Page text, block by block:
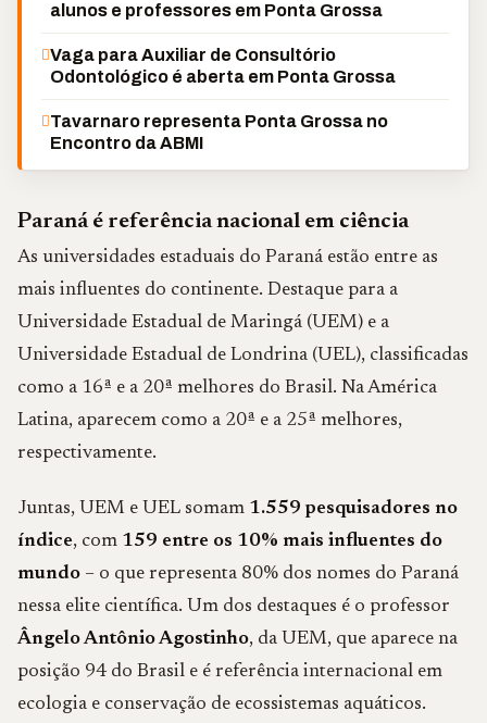
alunos e professores em Ponta Grossa
Vaga para Auxiliar de Consultório
Odontológico é aberta em Ponta Grossa
Tavarnaro representa Ponta Grossa no
Encontro da ABMI
Paraná é referência nacional em ciência
As universidades estaduais do Paraná estão entre as
mais influentes do continente. Destaque para a
Universidade Estadual de Maringá (UEM) e a
Universidade Estadual de Londrina (UEL), classificadas
como a 16ª e a 20ª melhores do Brasil. Na América
Latina, aparecem como a 20ª e a 25ª melhores,
respectivamente.
Juntas, UEM e UEL somam 1.559 pesquisadores no
índice, com 159 entre os 10% mais influentes do
mundo – o que representa 80% dos nomes do Paraná
nessa elite científica. Um dos destaques é o professor
Ângelo Antônio Agostinho, da UEM, que aparece na
posição 94 do Brasil e é referência internacional em
ecologia e conservação de ecossistemas aquáticos.